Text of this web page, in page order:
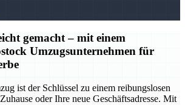
gemacht – mit einem
Umzugsunternehmen für
ist der Schlüssel zu einem reibungslosen
oder Ihre neue Geschäftsadresse. Mit